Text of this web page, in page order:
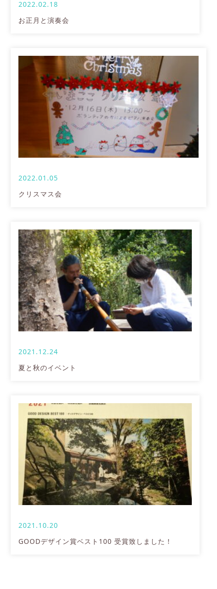
2022.02.18
お正月と演奏会
2022.01.05
クリスマス会
2021.12.24
夏と秋のイベント
2021.10.20
GOODデザイン賞ベスト100 受賞致しました！